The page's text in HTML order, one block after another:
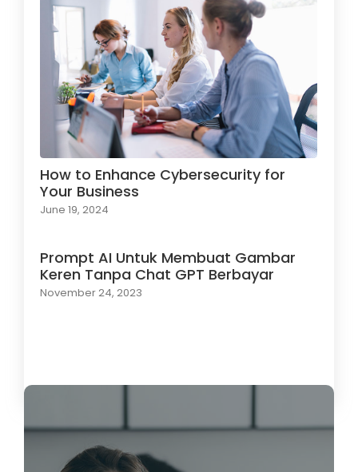
How to Enhance Cybersecurity for
Your Business
June 19, 2024
Prompt AI Untuk Membuat Gambar
Keren Tanpa Chat GPT Berbayar
November 24, 2023